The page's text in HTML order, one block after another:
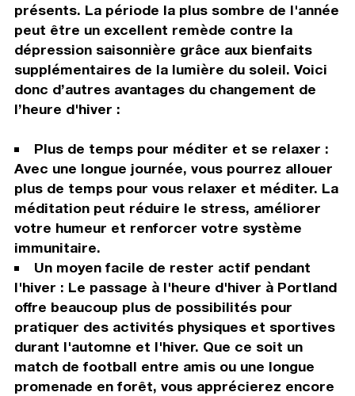
présents. La période la plus sombre de l'année
peut être un excellent remède contre la
dépression saisonnière grâce aux bienfaits
supplémentaires de la lumière du soleil. Voici
donc d’autres avantages du changement de
l’heure d'hiver :
Plus de temps pour méditer et se relaxer :
Avec une longue journée, vous pourrez allouer
plus de temps pour vous relaxer et méditer. La
méditation peut réduire le stress, améliorer
votre humeur et renforcer votre système
immunitaire.
Un moyen facile de rester actif pendant
l'hiver : Le passage à l'heure d'hiver à Portland
offre beaucoup plus de possibilités pour
pratiquer des activités physiques et sportives
durant l'automne et l'hiver. Que ce soit un
match de football entre amis ou une longue
promenade en forêt, vous apprécierez encore